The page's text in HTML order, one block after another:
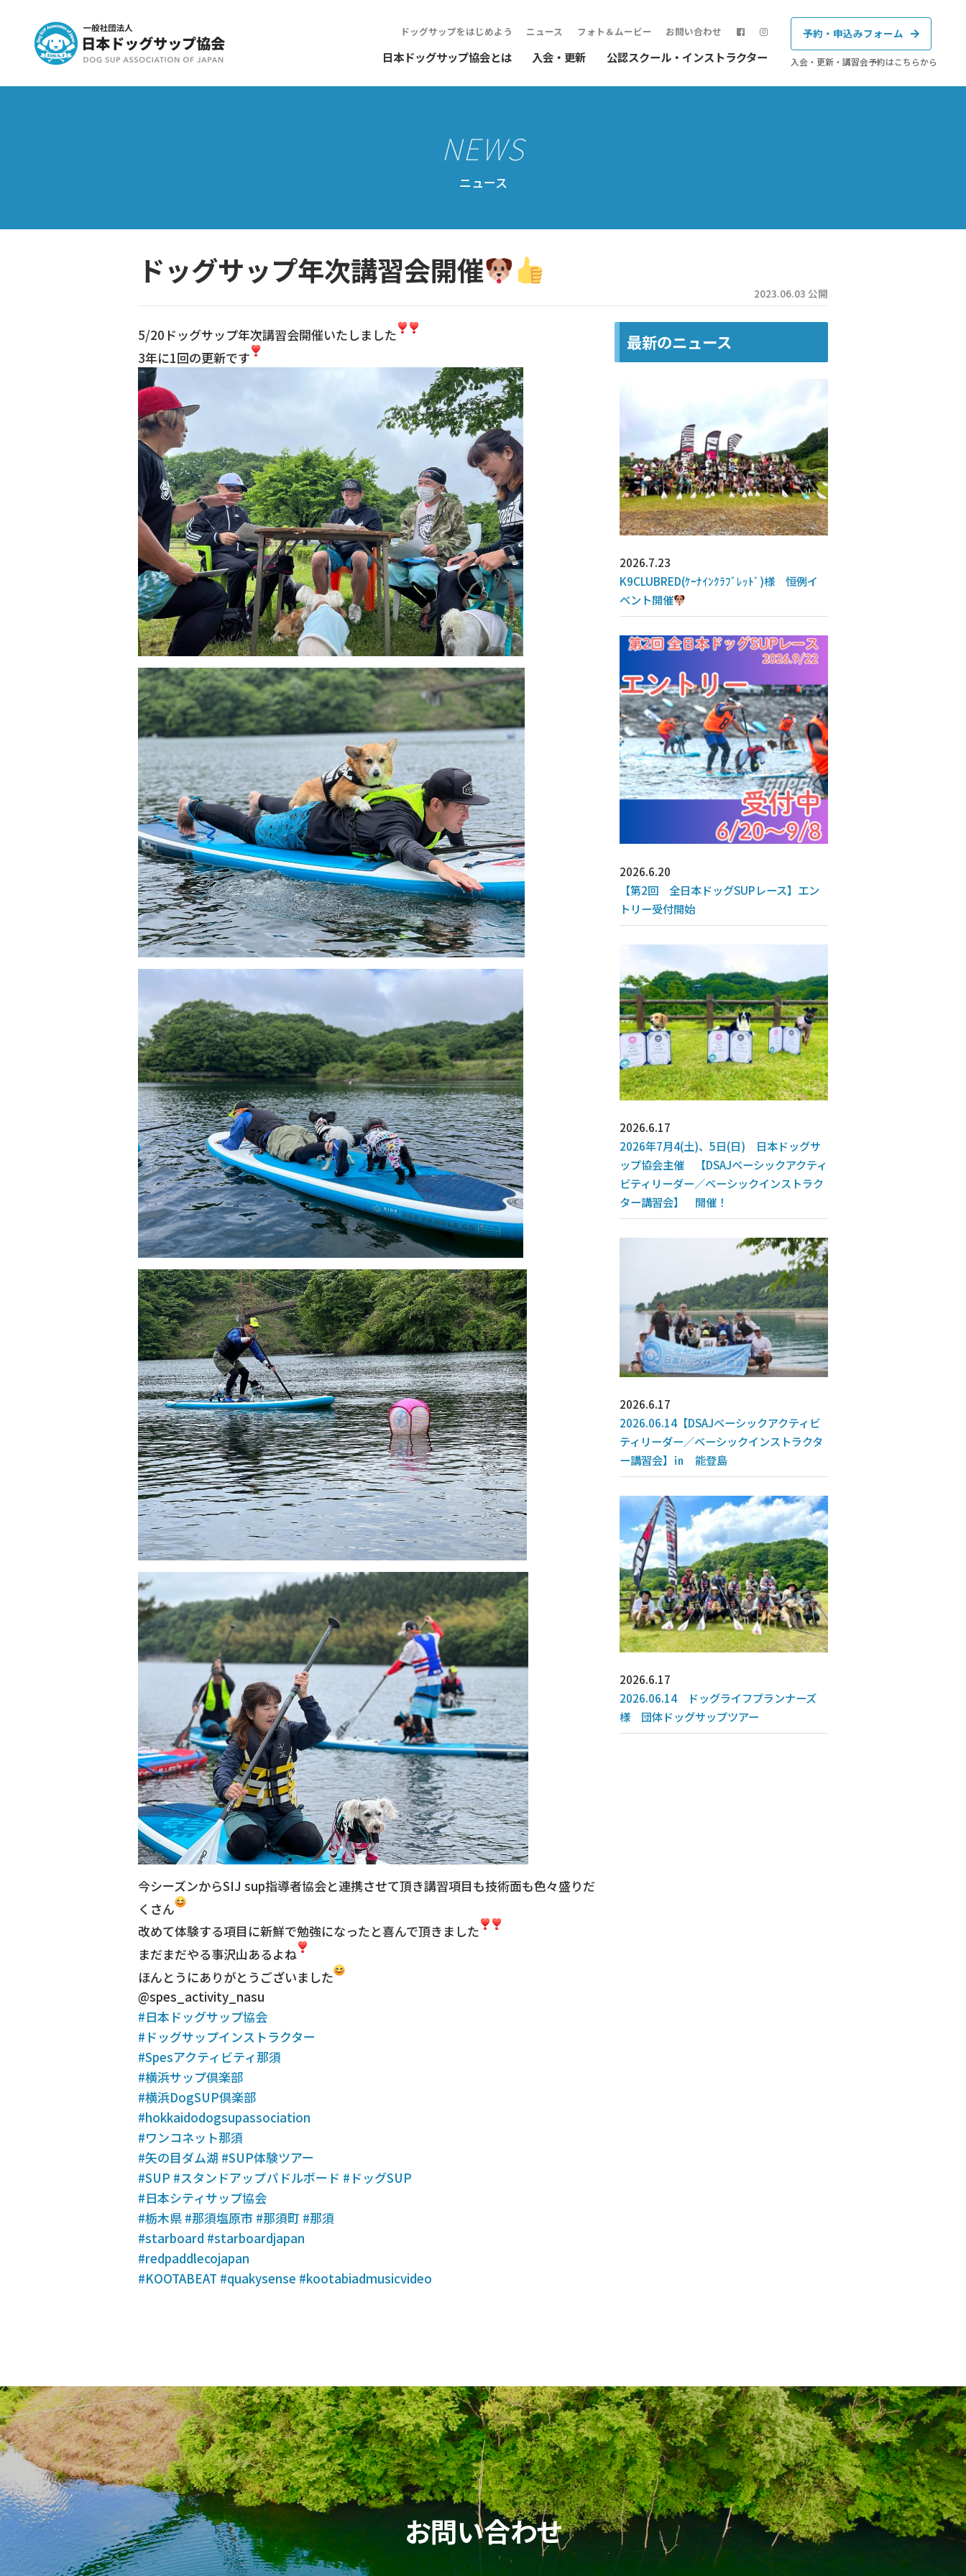
日本ドッグサップ協会とは 入会・更新 公認スクール・インストラクター
ドッグサップをはじめよう ニュース フォト＆ムービー お問い合わせ 予約・申込みフォーム
入会・更新・講習会予約はこちらから
ニュース
ドッグサップ年次講習会開催
2023.06.03 公開
5/20ドッグサップ年次講習会開催いたしました
3年に1回の更新です
今シーズンからSIJ sup指導者協会と連携させて頂き講習項目も技術面も色々盛りだ
くさん
改めて体験する項目に新鮮で勉強になったと喜んで頂きました
まだまだやる事沢山あるよね
ほんとうにありがとうございました
@spes_activity_nasu
#日本ドッグサップ協会
#ドッグサップインストラクター
#Spesアクティビティ那須
#横浜サップ倶楽部
#横浜DogSUP倶楽部
#hokkaidodogsupassociation
#ワンコネット那須
#矢の目ダム湖 #SUP体験ツアー
#SUP #スタンドアップパドルボード #ドッグSUP
#日本シティサップ協会
#栃木県 #那須塩原市 #那須町 #那須
#starboard #starboardjapan
#redpaddlecojapan
#KOOTABEAT #quakysense #kootabiadmusicvideo
最新のニュース
2026.7.23
K9CLUBRED(ｹｰﾅｲﾝｸﾗﾌﾞﾚｯﾄﾞ)様 恒例イ
ベント開催
2026.6.20
【第2回 全日本ドッグSUPレース】エン
トリー受付開始
2026.6.17
2026年7月4(土)、5日(日) 日本ドッグサ
ップ協会主催 【DSAJベーシックアクティ
ビティリーダー／ベーシックインストラク
ター講習会】 開催！
2026.6.17
2026.06.14【DSAJベーシックアクティビ
ティリーダー／ベーシックインストラクタ
ー講習会】㏌ 能登島
2026.6.17
2026.06.14 ドッグライフプランナーズ
様 団体ドッグサップツアー
お問い合わせ